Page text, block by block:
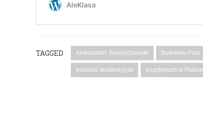
TAGGED Aleksander Świętochowski Bolesław Prus
powieść tendencyjna pozytywizm w Polsce